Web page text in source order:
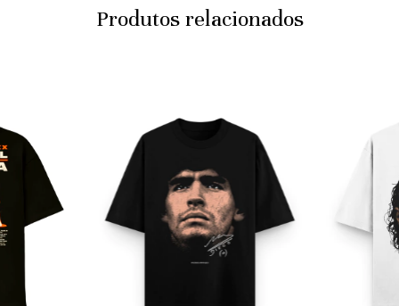
Produtos relacionados